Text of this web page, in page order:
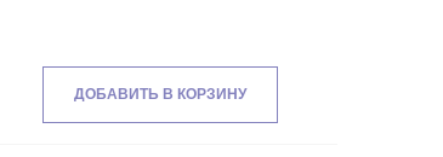
ДОБАВИТЬ В КОРЗИНУ